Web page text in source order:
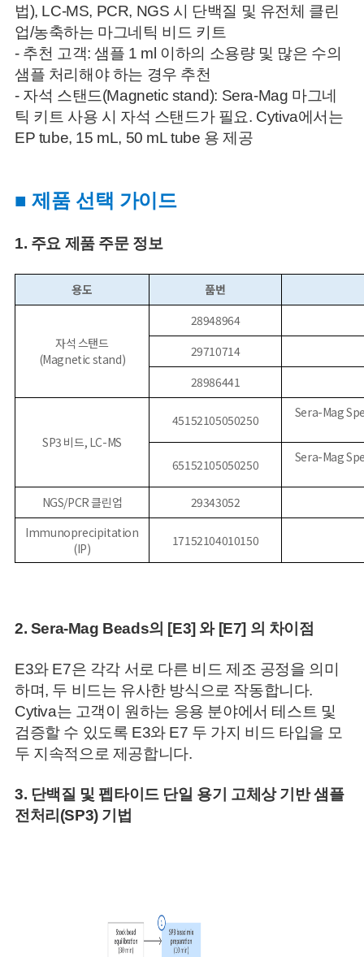
법), LC-MS, PCR, NGS 시 단백질 및 유전체 클린
업/농축하는 마그네틱 비드 키트
- 추천 고객: 샘플 1 ml 이하의 소용량 및 많은 수의
샘플 처리해야 하는 경우 추천
- 자석 스탠드(Magnetic stand): Sera-Mag 마그네
틱 키트 사용 시 자석 스탠드가 필요. Cytiva에서는
EP tube, 15 mL, 50 mL tube 용 제공
■ 제품 선택 가이드
1. 주요 제품 주문 정보
용도 품번
자석 스탠드
(Magnetic stand)
28948964
29710714
28986441
SP3 비드, LC-MS
45152105050250 Sera-Mag
65152105050250 Sera-Mag
NGS/PCR 클린업
29343052
Immunoprecipitation
(IP)
17152104010150
2. Sera-Mag Beads의 [E3] 와 [E7] 의 차이점
E3와 E7은 각각 서로 다른 비드 제조 공정을 의미
하며, 두 비드는 유사한 방식으로 작동합니다.
Cytiva는 고객이 원하는 응용 분야에서 테스트 및
검증할 수 있도록 E3와 E7 두 가지 비드 타입을 모
두 지속적으로 제공합니다.
3. 단백질 및 펩타이드 단일 용기 고체상 기반 샘플
전처리(SP3) 기법